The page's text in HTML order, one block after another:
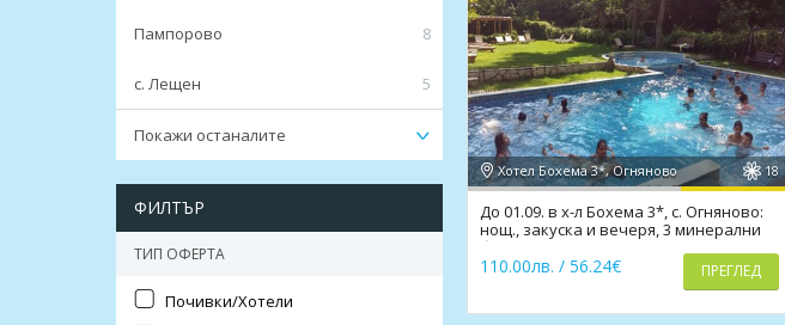
Пампорово 8
с. Лещен 5
Покажи останалите
ФИЛТЪР
ТИП ОФЕРТА
Почивки/Хотели
Хотел Бохема 3*, Огняново 18
До 01.09. в х-л Бохема 3*, с. Огняново:
нощ., закуска и вечеря, 3 минерални
басейна, СПА
110.00лв. / 56.24€ ПРЕГЛЕД